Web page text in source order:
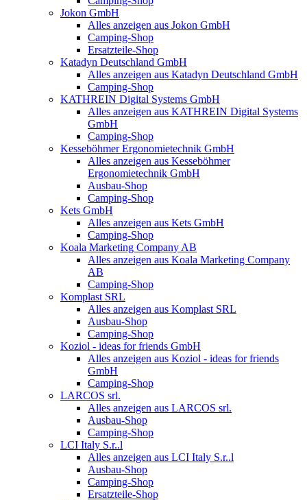
Jokon GmbH
Alles anzeigen aus Jokon GmbH
Camping-Shop
Ersatzteile-Shop
Katadyn Deutschland GmbH
Alles anzeigen aus Katadyn Deutschland GmbH
Camping-Shop
KATHREIN Digital Systems GmbH
Alles anzeigen aus KATHREIN Digital Systems
GmbH
Camping-Shop
Kesseböhmer Ergonomietechnik GmbH
Alles anzeigen aus Kesseböhmer
Ergonomietechnik GmbH
Ausbau-Shop
Camping-Shop
Kets GmbH
Alles anzeigen aus Kets GmbH
Camping-Shop
Koala Marketing Company AB
Alles anzeigen aus Koala Marketing Company
AB
Camping-Shop
Komplast SRL
Alles anzeigen aus Komplast SRL
Ausbau-Shop
Camping-Shop
Koziol - ideas for friends GmbH
Alles anzeigen aus Koziol - ideas for friends
GmbH
Camping-Shop
LARCOS srl.
Alles anzeigen aus LARCOS srl.
Ausbau-Shop
Camping-Shop
LCI Italy S.r..l
Alles anzeigen aus LCI Italy S.r..l
Ausbau-Shop
Camping-Shop
Ersatzteile-Shop